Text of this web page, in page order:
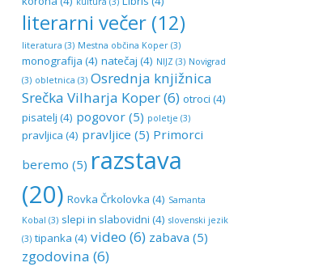
literarni večer (12)
literatura (3) Mestna občina Koper (3)
monografija (4) natečaj (4) NIJZ (3) Novigrad
(3) obletnica (3) Osrednja knjižnica
Srečka Vilharja Koper(6) otroci (4)
pisatelj (4) pogovor (5) poletje (3)
pravljica (4) pravljice (5) Primorci
beremo (5) razstava
(20) Rovka Črkolovka (4) Samanta
Kobal (3) slepi in slabovidni (4) slovenski jezik
(3) tipanka (4) video (6) zabava (5)
zgodovina (6)